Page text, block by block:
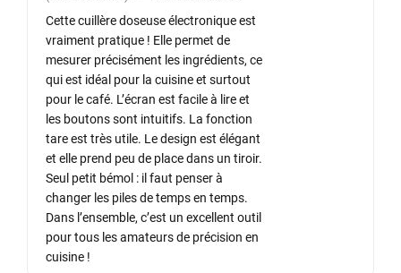
Cette cuillère doseuse électronique est
vraiment pratique ! Elle permet de
mesurer précisément les ingrédients, ce
qui est idéal pour la cuisine et surtout
pour le café. L’écran est facile à lire et
les boutons sont intuitifs. La fonction
tare est très utile. Le design est élégant
et elle prend peu de place dans un tiroir.
Seul petit bémol : il faut penser à
changer les piles de temps en temps.
Dans l’ensemble, c’est un excellent outil
pour tous les amateurs de précision en
cuisine !